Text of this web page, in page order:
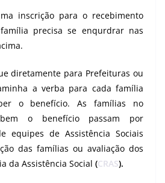
inscrição para o recebimento
precisa se enqurdrar nas
diretamente para Prefeituras ou
a verba para cada família
o benefício. As famílias no
o benefício passam por
equipes de Assistência Sociais
das famílias ou avaliação dos
da Assistência Social (CRAS).